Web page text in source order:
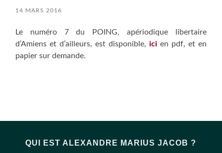
14 MARS 2016
Le numéro 7 du POING, apériodique libertaire
d’Amiens et d’ailleurs, est disponible, icien pdf, et en
papier sur demande.
QUI EST ALEXANDRE MARIUS JACOB ?